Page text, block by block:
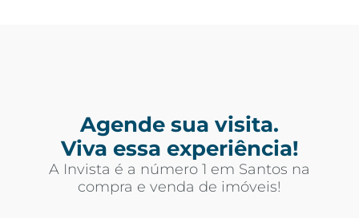
Agende sua visita.
Viva essa experiência!
A Invista é a número 1 em Santos na
compra e venda de imóveis!